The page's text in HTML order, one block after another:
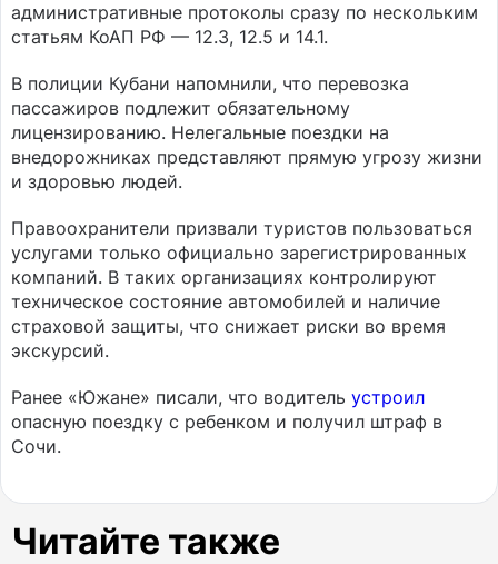
административные протоколы сразу по нескольким
статьям КоАП РФ — 12.3, 12.5 и 14.1.
В полиции Кубани напомнили, что перевозка
пассажиров подлежит обязательному
лицензированию. Нелегальные поездки на
внедорожниках представляют прямую угрозу жизни
и здоровью людей.
Правоохранители призвали туристов пользоваться
услугами только официально зарегистрированных
компаний. В таких организациях контролируют
техническое состояние автомобилей и наличие
страховой защиты, что снижает риски во время
экскурсий.
Ранее «Южане» писали, что водитель устроил
опасную поездку с ребенком и получил штраф в
Сочи.
Читайте также